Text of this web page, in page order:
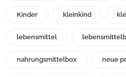
Kinder kleinkind
lebensmittel
nahrungsmittelbox neue